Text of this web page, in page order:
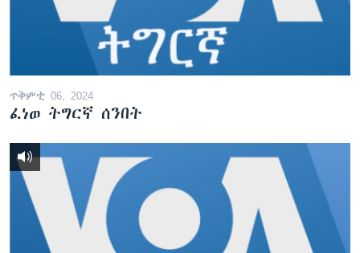
ጥቅምቲ 06, 2024
ፈነወ ትግርኛ ሰንበት